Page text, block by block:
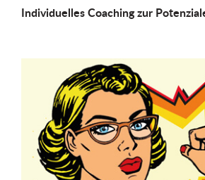
Individuelles Coaching zur